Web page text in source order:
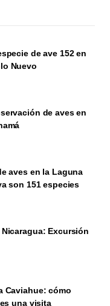
de ave 152 en
Nuevo
de aves en
aves en la Laguna
son 151 especies
Excursión
Caviahue: cómo
una visita